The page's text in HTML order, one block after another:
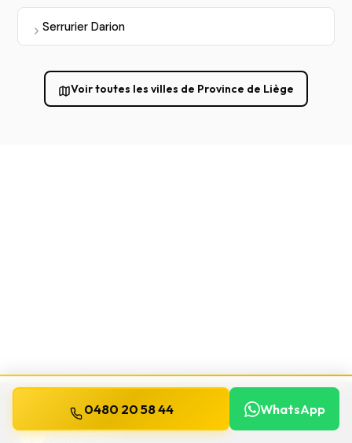
Serrurier Darion
Voir toutes les villes de Province de Liège
WILLEMS
0480 20 58 44 WhatsApp